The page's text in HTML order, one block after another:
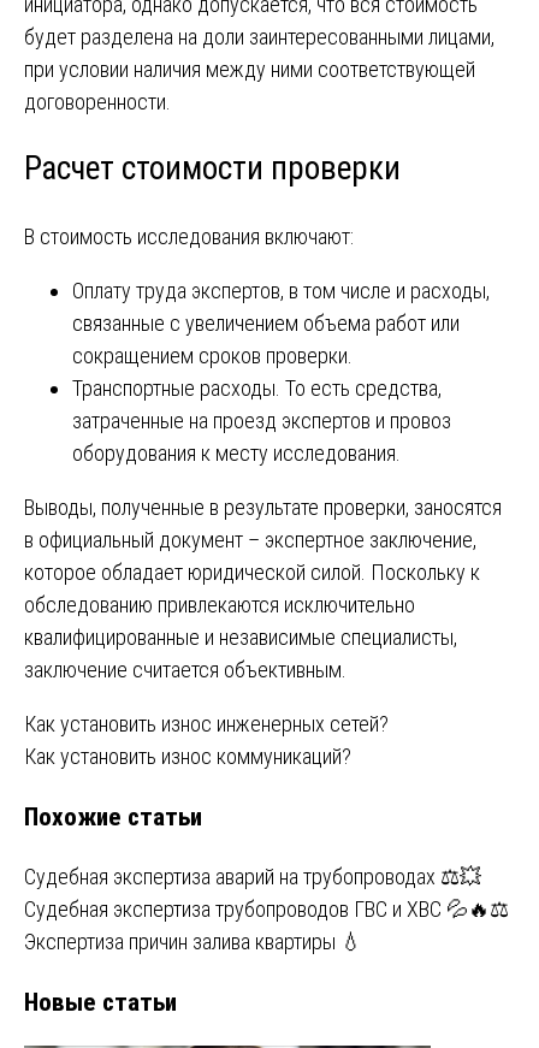
будет разделена на доли заинтересованными лицами,
при условии наличия между ними соответствующей
договоренности.
Расчет стоимости проверки
В стоимость исследования включают:
Оплату труда экспертов, в том числе и расходы,
связанные с увеличением объема работ или
сокращением сроков проверки.
Транспортные расходы. То есть средства,
затраченные на проезд экспертов и провоз
оборудования к месту исследования.
Выводы, полученные в результате проверки, заносятся
в официальный документ – экспертное заключение,
которое обладает юридической силой. Поскольку к
обследованию привлекаются исключительно
квалифицированные и независимые специалисты,
заключение считается объективным.
Навигация
записям
Как установить износ инженерных сетей?
Как установить износ коммуникаций?
Похожие статьи
Судебная экспертиза аварий на трубопроводах ⚖️💥
Судебная экспертиза трубопроводов ГВС и ХВС 💦🔥⚖️
Экспертиза причин залива квартиры 💧
Новые статьи